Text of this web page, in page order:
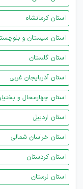
استان کرمانشاه
استان سیستان و
استان گلستان
استان آذربایجان غربی
استان چهارمحال و
استان اردبیل
استان خراسان شمالی
استان کردستان
استان لرستان